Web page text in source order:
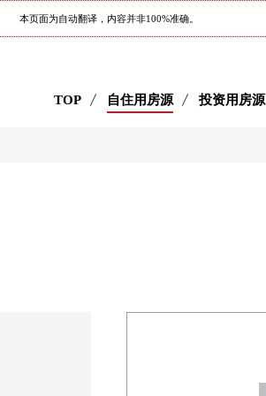
本页面为自动翻译，内容并非100%准确。
TOP 自住用房源 投资用房源